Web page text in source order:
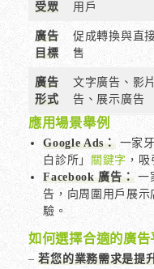
受眾
用戶
廣告
目標
促成轉換與直
售
廣告
形式
文字廣告、影
告、展示廣告
應用場景舉例
Google Ads：一家
白診所」 關鍵字 ，
Facebook 廣告：一
告，向周圍用戶展
驗。
如何選擇合適的廣告
–若您的業務需求是提